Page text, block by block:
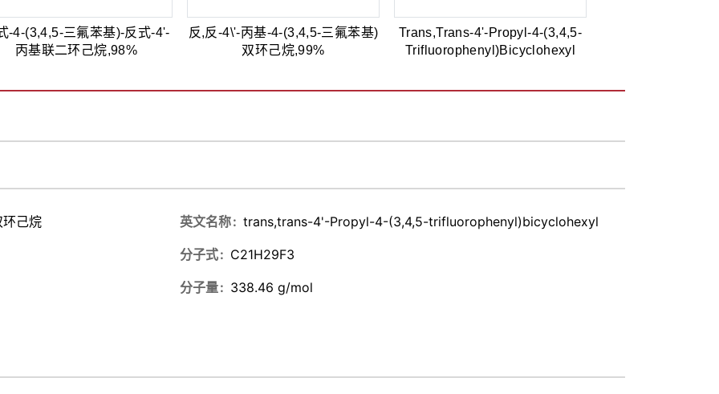
-4-(3,4,5-三氟苯基)-反式-4'-
丙基联二环己烷,98%
反,反-4\'-丙基-4-(3,4,5-三氟苯基)
双环己烷,99%
Trans,Trans-4'-Propyl-4-(3,4,5-
Trifluorophenyl)Bicyclohexyl
己烷 英文名称 trans,trans-4'-Propyl-4-(3,4,5-trifluorophenyl)bicyclohexyl
分子式 C21H29F3
分子量 338.46 g/mol